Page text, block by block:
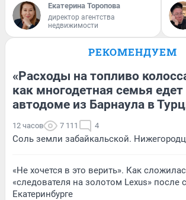
Екатерина Торопова
директор агентства
недвижимости
РЕКОМЕНДУЕМ
«Расходы на топливо
как многодетная семья едет
автодоме из Барнаула в
12 часов 7 111 4
Соль земли забайкальской.
«Не хочется в это верить». Как
«следователя на золотом Lexus» после
Екатеринбурге